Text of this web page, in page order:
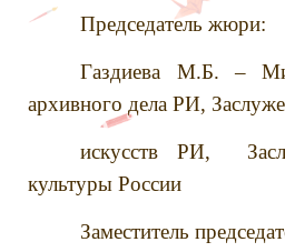
Председатель жюри:
Газдиева М.Б. –
архивного дела РИ,
искусств РИ,
культуры России
Заместитель